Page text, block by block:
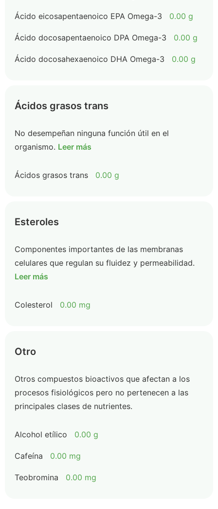
Ácido eicosapentaenoico EPA Omega-3 0.00 g
Ácido docosapentaenoico DPA Omega-3 0.00 g
Ácido docosahexaenoico DHA Omega-3 0.00 g
Ácidos grasos trans
No desempeñan ninguna función útil en el
organismo. Leer más
Ácidos grasos trans 0.00 g
Esteroles
Componentes importantes de las membranas
celulares que regulan su fluidez y permeabilidad.
Leer más
Colesterol 0.00 mg
Otro
Otros compuestos bioactivos que afectan a los
procesos fisiológicos pero no pertenecen a las
principales clases de nutrientes.
Alcohol etílico 0.00 g
Cafeína 0.00 mg
Teobromina 0.00 mg